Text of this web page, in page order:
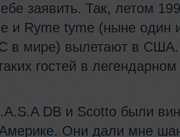
заявить. Так, летом
и Ryme tyme (ныне один
в мире) вылетают в
гостей в легендарном
DB и Scotto были
Они дали мне